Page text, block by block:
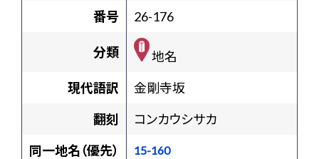
番号
26-176
分類
地名
現代語訳
金剛寺坂
翻刻
コンカウシサカ
同一地名（優先）
15-160